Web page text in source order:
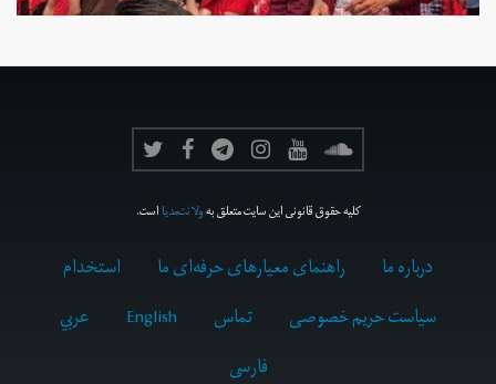
کلیه حقوق قانونی این سایت متعلق بهولانت‌مدیااست.
درباره ما راهنمای معیارهای حرفه‌ای ما
استخدام
سیاست حریم خصوصی
تماس English
عربي
فارسى